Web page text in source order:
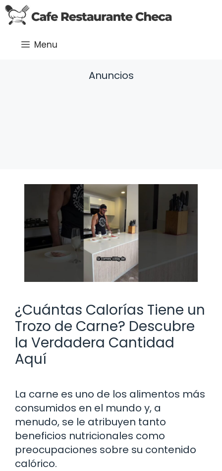
Saltar
al
Menu
Anuncios
¿Cuántas Calorías Tiene un
Trozo de Carne? Descubre
la Verdadera Cantidad
Aquí
La carne es uno de los alimentos más
consumidos en el mundo y, a
menudo, se le atribuyen tanto
beneficios nutricionales como
preocupaciones sobre su contenido
calórico.